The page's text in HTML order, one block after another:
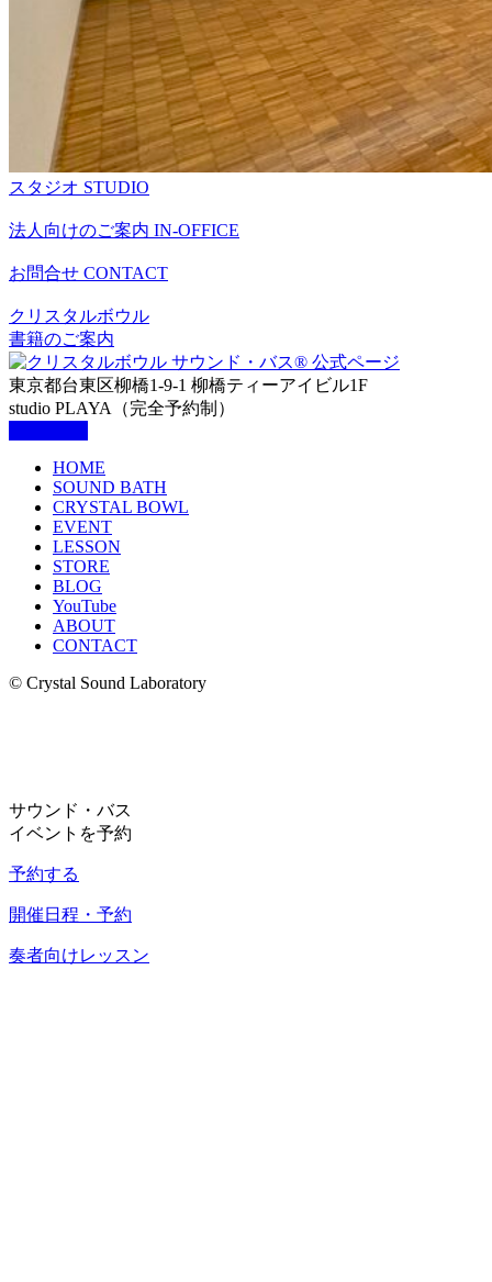
スタジオ STUDIO
法人向けのご案内 IN-OFFICE
お問合せ CONTACT
クリスタルボウル
書籍のご案内
東京都台東区柳橋1-9-1 柳橋ティーアイビル1F
studio PLAYA（完全予約制）
HOME
SOUND BATH
CRYSTAL BOWL
EVENT
LESSON
STORE
BLOG
YouTube
ABOUT
CONTACT
© Crystal Sound Laboratory
サウンド・バス
イベントを予約
予約する
開催日程・予約
奏者向けレッスン